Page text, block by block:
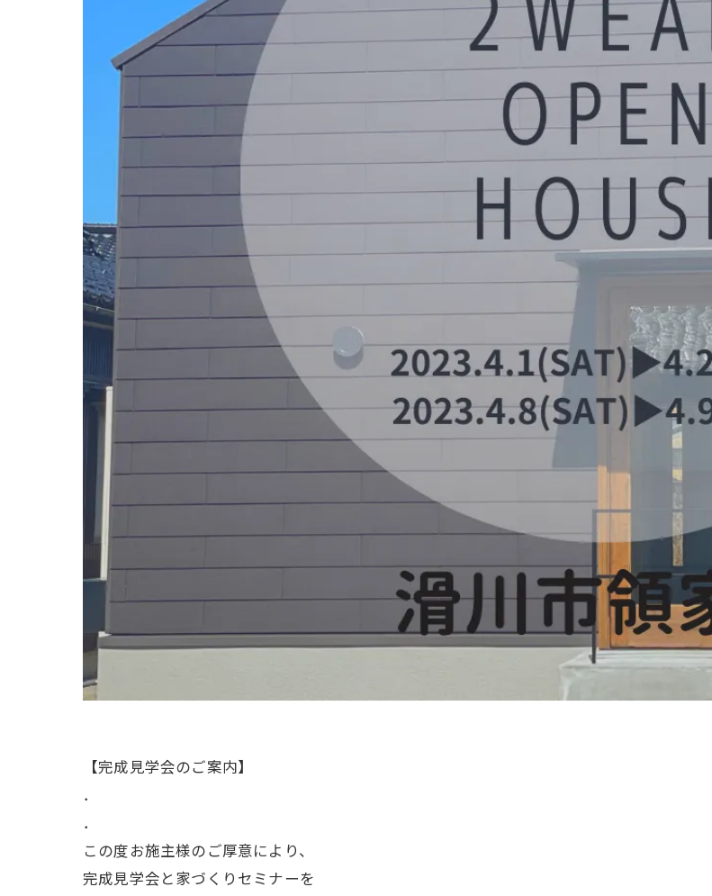
【完成見学会のご案内】
．
．
この度お施主様のご厚意により、
完成見学会と家づくりセミナーを